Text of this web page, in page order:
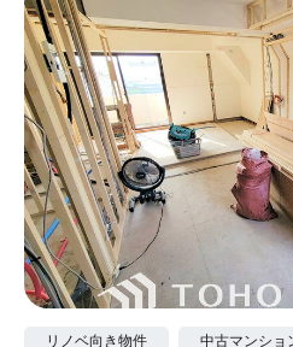
リノベ向き物件 中古マンショ